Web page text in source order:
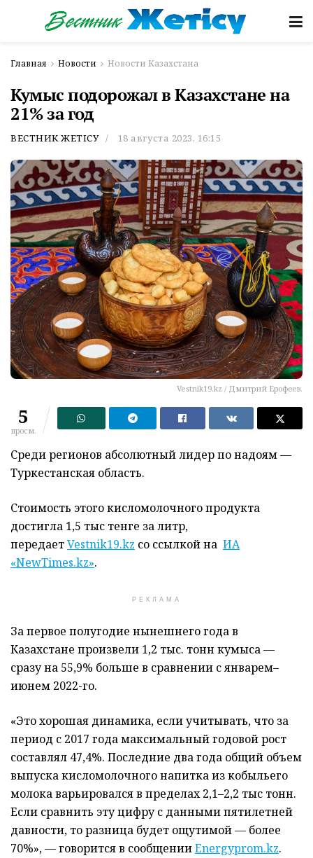
Главная Новости Новости Казахстана
Кумыс подорожал в Казахстане на
21% за год
ВЕСТНИК ЖЕТІСУ 18 августа 2023, 16:15
Vestnik19.kz / Дмитрий Ерофеев.
5
просм.
Среди регионов абсолютный лидер по надоям —
Туркестанская область.
Стоимость этого кисломолочного продукта
достигла 1,5 тыс тенге за литр,
передаетVestnik19.kz со ссылкой на ИА
«NewTimes.kz».
РЕКЛАМА
За первое полугодие нынешнего года в
Казахстане произвели 1,2 тыс. тонн кумыса —
сразу на 55,9% больше в сравнении с январем–
июнем 2022-го.
«Это хорошая динамика, если учитывать, что за
период с 2017 года максимальный годовой рост
составлял 47,4%. Последние два года общий объем
выпуска кисломолочного напитка из кобыльего
молока варьировался в пределах 2,1–2,2 тыс тонн.
Если сравнить эту цифру с данными пятилетней
давности, то разница будет ощутимой — более
70%», — говорится в сообщенииEnergyprom.kz.